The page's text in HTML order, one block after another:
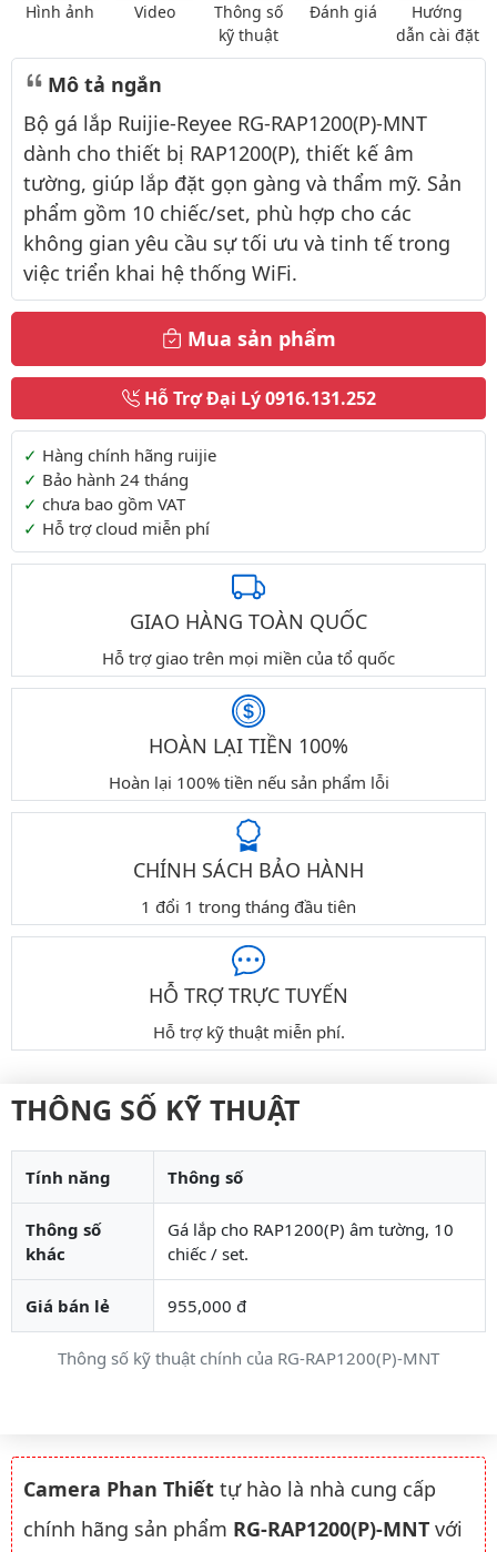
Hình ảnh Video
Thông số
kỹ thuật
Đánh giá
Hướng
dẫn cài đặt
Mô tả ngắn
Bộ gá lắp Ruijie-Reyee RG-RAP1200(P)-MNT
dành cho thiết bị RAP1200(P), thiết kế âm
tường, giúp lắp đặt gọn gàng và thẩm mỹ. Sản
phẩm gồm 10 chiếc/set, phù hợp cho các
không gian yêu cầu sự tối ưu và tinh tế trong
việc triển khai hệ thống WiFi.
Mua sản phẩm
Hỗ Trợ Đại Lý0916.131.252
Thông tin thêm
Hàng chính hãng ruijie
Bảo hành 24 tháng
chưa bao gồm VAT
Hỗ trợ cloud miễn phí
GIAO HÀNG TOÀN QUỐC
Hỗ trợ giao trên mọi miền của tổ quốc
HOÀN LẠI TIỀN 100%
Hoàn lại 100% tiền nếu sản phẩm lỗi
CHÍNH SÁCH BẢO HÀNH
1 đổi 1 trong tháng đầu tiên
HỖ TRỢ TRỰC TUYẾN
Hỗ trợ kỹ thuật miễn phí.
THÔNG SỐ KỸ THUẬT
Thông số kỹ thuật chính của RG-RAP1200(P)-MNT
Tính năng Thông số
Thông số
khác
Gá lắp cho RAP1200(P) âm tường, 10
chiếc / set.
Giá bán lẻ 955,000 đ
Camera Phan Thiết tự hào là nhà cung cấp
chính hãng sản phẩm RG-RAP1200(P)-MNT với